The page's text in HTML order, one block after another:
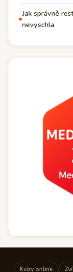
Jak správně
nevyschla
Kvízy online